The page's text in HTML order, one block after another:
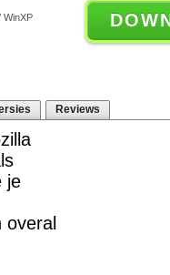
WinXP
Reviews
je